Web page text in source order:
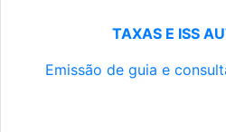
TAXAS E ISS
Emissão de guia e